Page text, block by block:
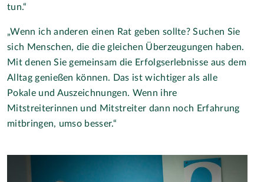
tun.“
„Wenn ich anderen einen Rat geben sollte? Suchen Sie
sich Menschen, die die gleichen Überzeugungen haben.
Mit denen Sie gemeinsam die Erfolgserlebnisse aus dem
Alltag genießen können. Das ist wichtiger als alle
Pokale und Auszeichnungen. Wenn ihre
Mitstreiterinnen und Mitstreiter dann noch Erfahrung
mitbringen, umso besser.“